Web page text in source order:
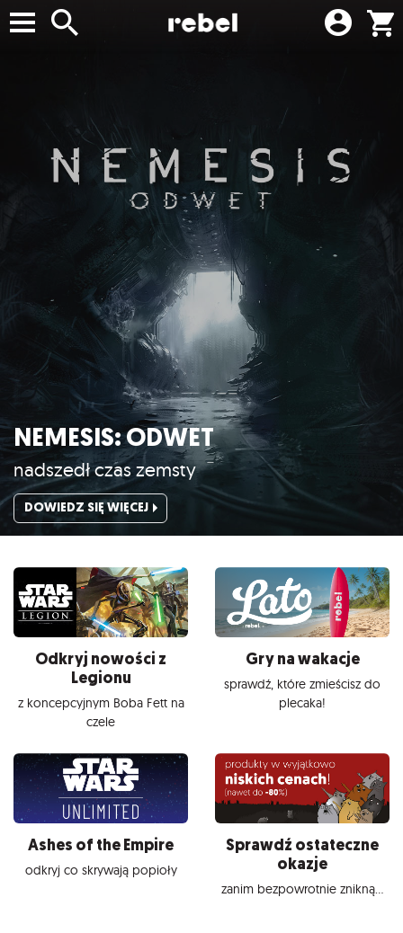
NEMESIS: ODWET
nadszedł czas zemsty
DOWIEDZ SIĘ WIĘCEJ
Odkryj nowości z
Legionu
z koncepcyjnym Boba Fett na
czele
Gry na wakacje
sprawdź, które zmieścisz do
plecaka!
Ashes of the Empire
odkryj co skrywają popioły
Sprawdź ostateczne
okazje
zanim bezpowrotnie znikną...